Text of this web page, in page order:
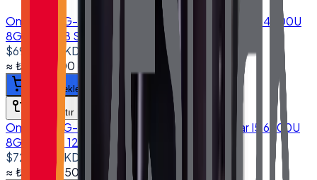
Onega ONG-1560 15.6'' Dokunmatik Bilgisayar I5 4200U
8GB 256GB SSD 10.1" Müşteri Ekranlı
$690.00
+ KDV
≈₺32.913,00 (%
Sepete ekle
Karşılaştır
Onega ONG-1560 15.6'' Dokunmatik Bilgisayar I5 6200U
8GB DDR4 128GB SSD
$725.00
+ KDV
≈₺34.582,50 + KDV (% 20